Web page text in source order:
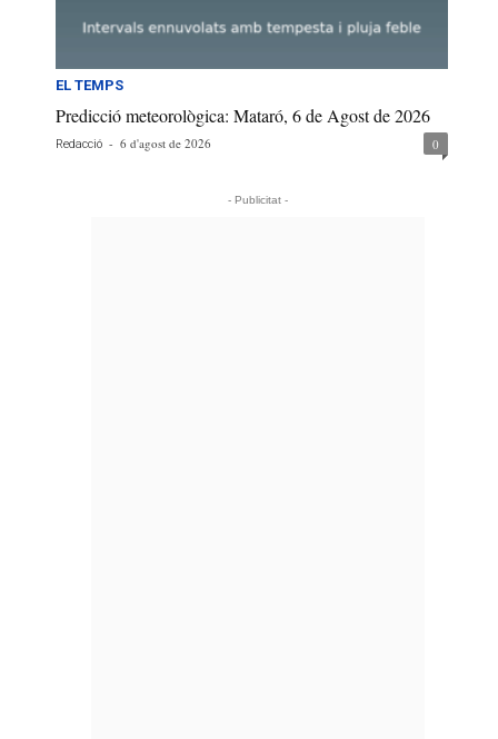
EL TEMPS
Predicció meteorològica: Mataró, 6 de Agost de 2026
Redacció - 6 d'agost de 2026 0
- Publicitat -